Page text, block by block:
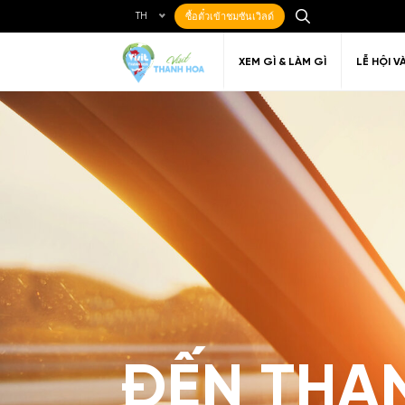
TH ซื้อตั๋วเข้าชมซันเวิลด์
XEM GÌ & LÀM GÌ LỄ HỘI
Điểm đến yêu thích Nghệ thuật
Ẩm thực Địa phương Địa điểm ăn uống
Về Thanh Hóa Đi đến Thanh Hóa
ĐẾN